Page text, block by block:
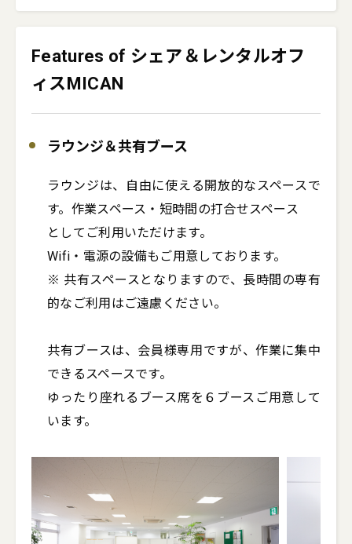
Features of シェア＆レンタルオフ
ィスMICAN
ラウンジ＆共有ブース
ラウンジは、自由に使える開放的なスペースで
す。作業スペース・短時間の打合せスペース
としてご利用いただけます。
Wifi・電源の設備もご用意しております。
※ 共有スペースとなりますので、長時間の専有
的なご利用はご遠慮ください。
共有ブースは、会員様専用ですが、作業に集中
できるスペースです。
ゆったり座れるブース席を６ブースご用意して
います。